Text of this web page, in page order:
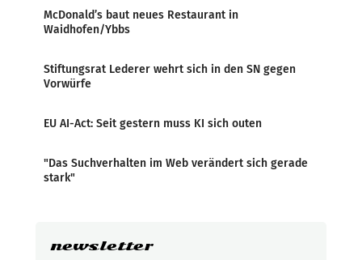
McDonald’s baut neues Restaurant in
Waidhofen/Ybbs
Stiftungsrat Lederer wehrt sich in den SN gegen
Vorwürfe
EU AI-Act: Seit gestern muss KI sich outen
"Das Suchverhalten im Web verändert sich gerade
stark"
newsletter